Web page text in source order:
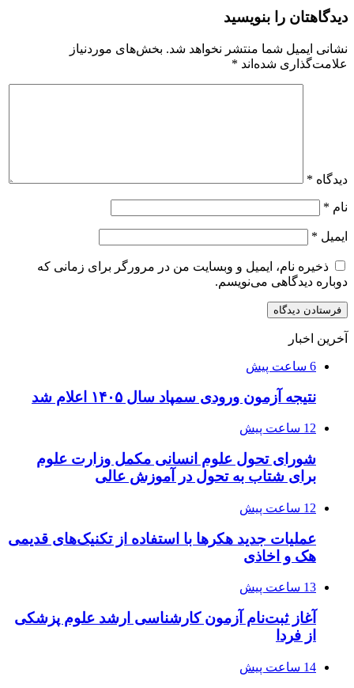
دیدگاهتان را بنویسید
نشانی ایمیل شما منتشر نخواهد شد. بخش‌های موردنیاز
علامت‌گذاری شده‌اند *
دیدگاه *
نام *
ایمیل *
ذخیره نام، ایمیل و وبسایت من در مرورگر برای زمانی که
دوباره دیدگاهی می‌نویسم.
آخرین اخبار
6 ساعت پیش
نتیجه آزمون ورودی سمپاد سال ۱۴۰۵ اعلام شد
12 ساعت پیش
شورای تحول علوم انسانی مکمل وزارت علوم
برای شتاب به تحول در آموزش عالی
12 ساعت پیش
عملیات جدید هکرها با استفاده از تکنیک‌های قدیمی
هک و اخاذی
13 ساعت پیش
آغاز ثبت‌نام‌ آزمون کارشناسی ارشد علوم پزشکی
از فردا
14 ساعت پیش